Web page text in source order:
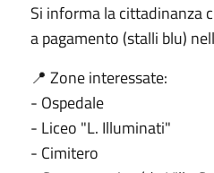
Si informa la cittadinanza
a pagamento (stalli blu)
📍 Zone interessate:
- Ospedale
- Liceo "L. Illuminati"
- Cimitero